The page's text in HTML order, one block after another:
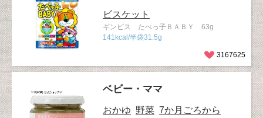
ビスケット
ギンビス たべっ子ＢＡＢＹ 63g
141kcal/半袋31.5g
3167625
ベビー・ママ
おかゆ 野菜 7か月ごろから